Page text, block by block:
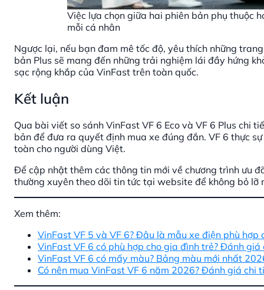
Việc lựa chọn giữa hai phiên bản phụ thuộc
mỗi cá nhân
Ngược lại, nếu bạn đam mê tốc độ, yêu thích những
bản Plus sẽ mang đến những trải nghiệm lái đầy hứng
sạc rộng khắp của VinFast trên toàn quốc.
Kết luận
Qua bài viết so sánh VinFast VF 6 Eco và VF 6 Plus chi
bản để đưa ra quyết định mua xe đúng đắn. VF 6 thực
toàn cho người dùng Việt.
Để cập nhật thêm các thông tin mới về chương trình ưu
thường xuyên theo dõi tin tức tại website để không bỏ lỡ
Xem thêm:
VinFast VF 5 và VF 6? Đâu là mẫu xe điện phù hợp
VinFast VF 6 có phù hợp cho gia đình trẻ? Đánh
VinFast VF 6 có mấy màu? Bảng màu mới nhất
Có nên mua VinFast VF 6 năm 2026? Đánh giá